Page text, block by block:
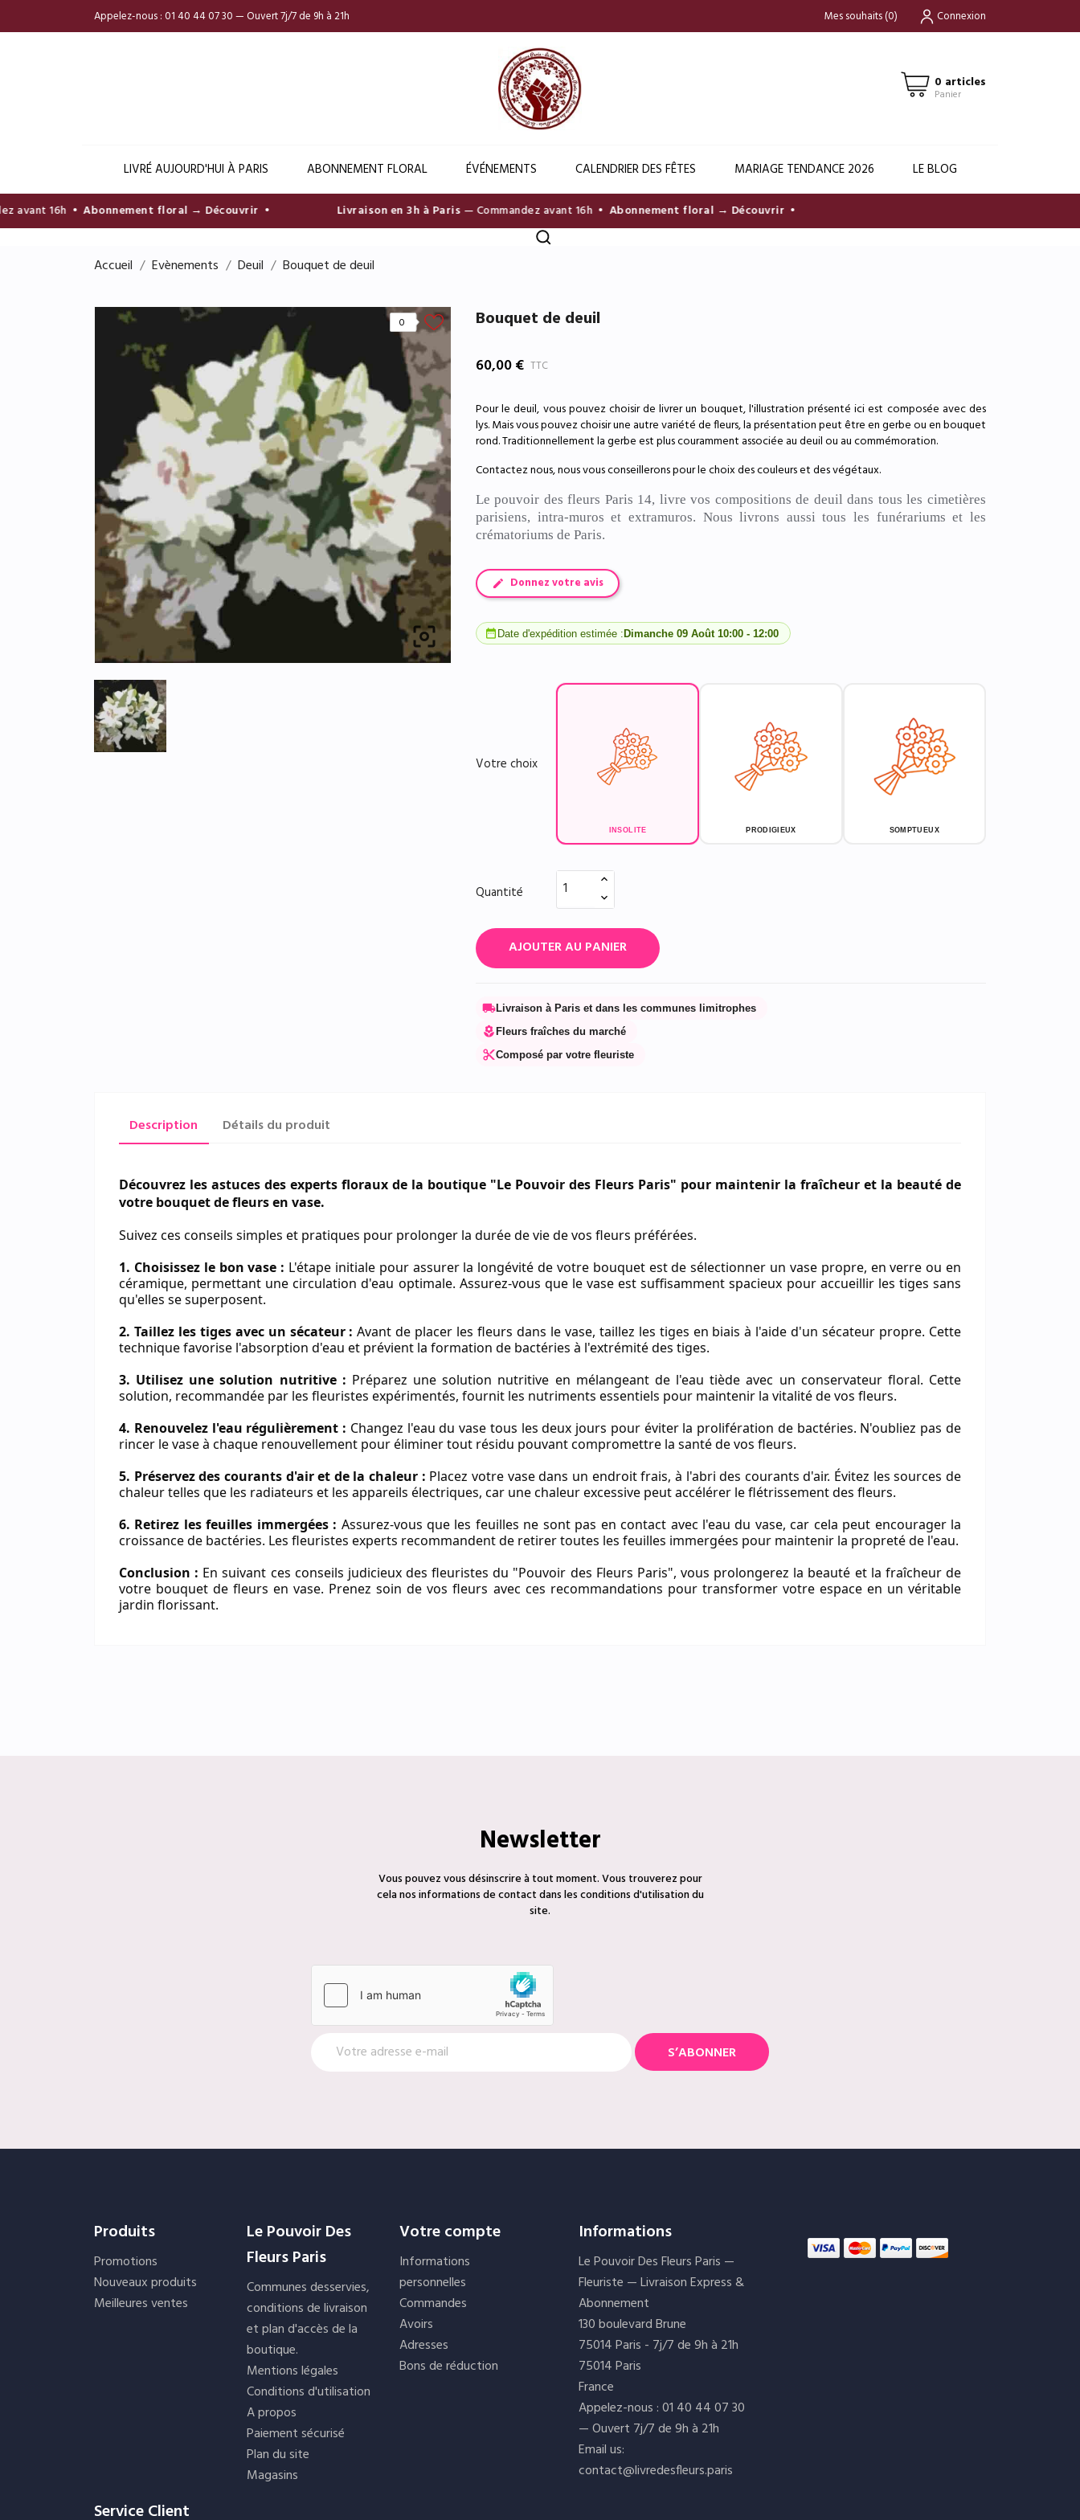
Appelez-nous : 01 40 44 07 30 — Ouvert 7j/7 de 9h à 21h Mes souhaits(0) Connexion
0 articles
Panier
LIVRÉ AUJOURD'HUI À PARIS ABONNEMENT FLORAL ÉVÉNEMENTS CALENDRIER DES FÊTES MARIAGE TENDANCE 2026 LE BLOG
16h •Abonnement floral → Découvrir• Livraison en 3h à Paris— Commandez avant 16h •Abonnement floral → Découvrir•
Accueil Evènements Deuil Bouquet de deuil

0 Bouquet de deuil
60,00 € TTC
Pour le deuil, vous pouvez choisir de livrer un bouquet, l'illustration présenté ici est composée avec des
lys. Mais vous pouvez choisir une autre variété de fleurs, la présentation peut être en gerbe ou en bouquet
rond. Traditionnellement la gerbe est plus couramment associée au deuil ou au commémoration.
Contactez nous, nous vous conseillerons pour le choix des couleurs et des végétaux.
Le pouvoir des fleurs Paris 14, livre vos compositions de deuil dans tous les cimetières
parisiens, intra-muros et extramuros. Nous livrons aussi tous les funérariums et les
crématoriums de Paris.
Donnez votre avis
date_range Date d'expédition estimée :Dimanche 09 Août 10:00 - 12:00
Votre choix
INSOLITE PRODIGIEUX SOMPTUEUX
Quantité
AJOUTER AU PANIER
local_shippingLivraison à Paris et dans les communes limitrophes
local_floristFleurs fraîches du marché
content_cutComposé par votre fleuriste
Description Détails du produit
Découvrez les astuces des experts floraux de la boutique "Le Pouvoir des Fleurs Paris" pour maintenir la fraîcheur et la beauté de
votre bouquet de fleurs en vase.
Suivez ces conseils simples et pratiques pour prolonger la durée de vie de vos fleurs préférées.
1. Choisissez le bon vase : L'étape initiale pour assurer la longévité de votre bouquet est de sélectionner un vase propre, en verre ou en
céramique, permettant une circulation d'eau optimale. Assurez-vous que le vase est suffisamment spacieux pour accueillir les tiges sans
qu'elles se superposent.
2. Taillez les tiges avec un sécateur : Avant de placer les fleurs dans le vase, taillez les tiges en biais à l'aide d'un sécateur propre. Cette
technique favorise l'absorption d'eau et prévient la formation de bactéries à l'extrémité des tiges.
3. Utilisez une solution nutritive : Préparez une solution nutritive en mélangeant de l'eau tiède avec un conservateur floral. Cette
solution, recommandée par les fleuristes expérimentés, fournit les nutriments essentiels pour maintenir la vitalité de vos fleurs.
4. Renouvelez l'eau régulièrement : Changez l'eau du vase tous les deux jours pour éviter la prolifération de bactéries. N'oubliez pas de
rincer le vase à chaque renouvellement pour éliminer tout résidu pouvant compromettre la santé de vos fleurs.
5. Préservez des courants d'air et de la chaleur : Placez votre vase dans un endroit frais, à l'abri des courants d'air. Évitez les sources de
chaleur telles que les radiateurs et les appareils électriques, car une chaleur excessive peut accélérer le flétrissement des fleurs.
6. Retirez les feuilles immergées : Assurez-vous que les feuilles ne sont pas en contact avec l'eau du vase, car cela peut encourager la
croissance de bactéries. Les fleuristes experts recommandent de retirer toutes les feuilles immergées pour maintenir la propreté de l'eau.
Conclusion : En suivant ces conseils judicieux des fleuristes du "Pouvoir des Fleurs Paris", vous prolongerez la beauté et la fraîcheur de
votre bouquet de fleurs en vase. Prenez soin de vos fleurs avec ces recommandations pour transformer votre espace en un véritable
jardin florissant.
Newsletter
Vous pouvez vous désinscrire à tout moment. Vous trouverez pour
cela nos informations de contact dans les conditions d'utilisation du
site.
Produits
Promotions
Nouveaux produits
Meilleures ventes
Le Pouvoir Des
Fleurs Paris
Communes desservies,
conditions de livraison
et plan d'accès de la
boutique.
Mentions légales
Conditions d'utilisation
A propos
Paiement sécurisé
Plan du site
Magasins
Service Client
Votre compte
Informations
personnelles
Commandes
Avoirs
Adresses
Bons de réduction
Informations
Le Pouvoir Des Fleurs Paris —
Fleuriste — Livraison Express &
Abonnement
130 boulevard Brune
75014 Paris - 7j/7 de 9h à 21h
75014 Paris
France
Appelez-nous :01 40 44 07 30
— Ouvert 7j/7 de 9h à 21h
Email us:
contact@livredesfleurs.paris